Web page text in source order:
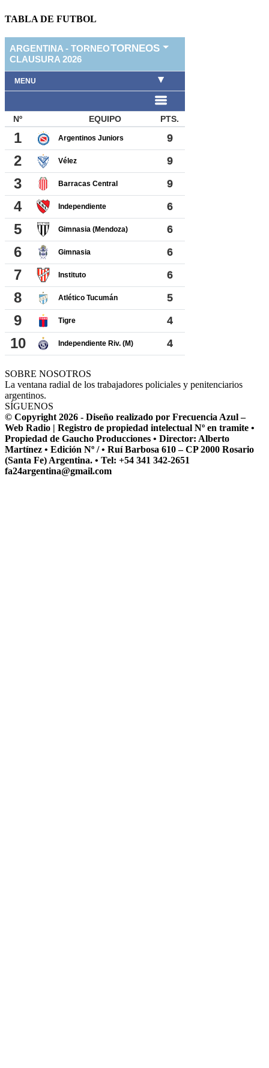
TABLA DE FUTBOL
SOBRE NOSOTROS
La ventana radial de los trabajadores policiales y penitenciarios
argentinos.
SÍGUENOS
© Copyright 2026 - Diseño realizado por Frecuencia Azul –
Web Radio | Registro de propiedad intelectual Nº en tramite •
Propiedad de Gaucho Producciones • Director: Alberto
Martínez • Edición Nº / • Ruí Barbosa 610 – CP 2000 Rosario
(Santa Fe) Argentina. • Tel: +54 341 342-2651
fa24argentina@gmail.com